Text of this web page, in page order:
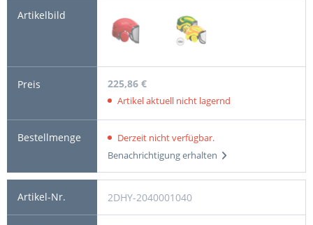
225,86 €
Artikel aktuell nicht lagernd
Derzeit nicht verfügbar.
Benachrichtigung erhalten
2DHY-2040001040